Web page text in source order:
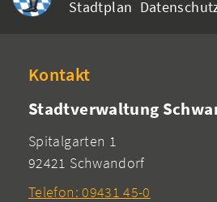
Stadtplan
Kontakt
Stadtverwaltung
Spitalgarten 1
92421 Schwandorf
Telefon: 09431 45-0